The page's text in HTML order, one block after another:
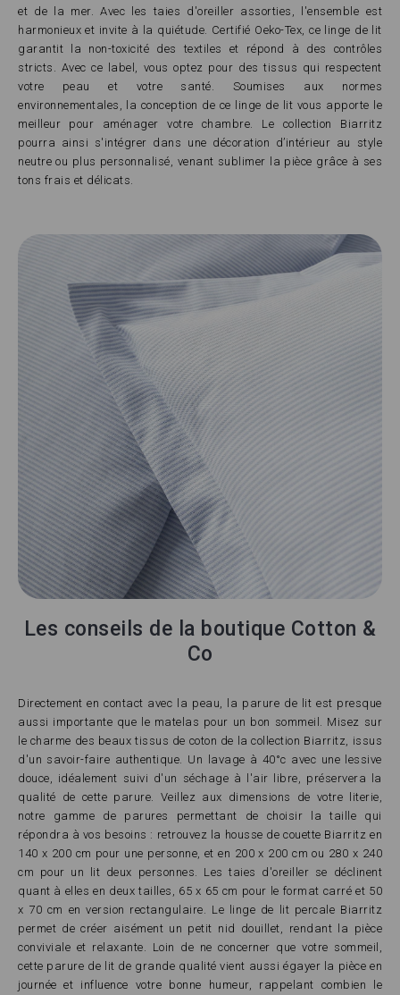
et de la mer. Avec les taies d'oreiller assorties, l'ensemble est
harmonieux et invite à la quiétude. Certifié Oeko-Tex, ce linge de lit
garantit la non-toxicité des textiles et répond à des contrôles
stricts. Avec ce label, vous optez pour des tissus qui respectent
votre peau et votre santé. Soumises aux normes
environnementales, la conception de ce linge de lit vous apporte le
meilleur pour aménager votre chambre. Le collection Biarritz
pourra ainsi s'intégrer dans une décoration d’intérieur au style
neutre ou plus personnalisé, venant sublimer la pièce grâce à ses
tons frais et délicats.
Les conseils de la boutique Cotton &
Co
Directement en contact avec la peau, la parure de lit est presque
aussi importante que le matelas pour un bon sommeil. Misez sur
le charme des beaux tissus de coton de la collection Biarritz, issus
d'un savoir-faire authentique. Un lavage à 40°c avec une lessive
douce, idéalement suivi d'un séchage à l'air libre, préservera la
qualité de cette parure. Veillez aux dimensions de votre literie,
notre gamme de parures permettant de choisir la taille qui
répondra à vos besoins : retrouvez la housse de couette Biarritz en
140 x 200 cm pour une personne, et en 200 x 200 cm ou 280 x 240
cm pour un lit deux personnes. Les taies d'oreiller se déclinent
quant à elles en deux tailles, 65 x 65 cm pour le format carré et 50
x 70 cm en version rectangulaire. Le linge de lit percale Biarritz
permet de créer aisément un petit nid douillet, rendant la pièce
conviviale et relaxante. Loin de ne concerner que votre sommeil,
cette parure de lit de grande qualité vient aussi égayer la pièce en
journée et influence votre bonne humeur, rappelant combien le